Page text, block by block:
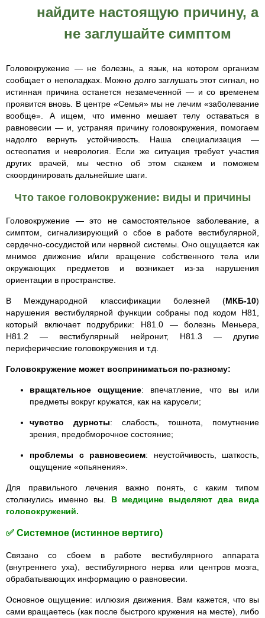
найдите настоящую причину, а
не заглушайте симптом
Головокружение — не болезнь, а язык, на котором организм
сообщает о неполадках. Можно долго заглушать этот сигнал, но
истинная причина останется незамеченной — и со временем
проявится вновь. В центре «Семья» мы не лечим «заболевание
вообще». А ищем, что именно мешает телу оставаться в
равновесии — и, устраняя причину головокружения, помогаем
надолго вернуть устойчивость. Наша специализация —
остеопатия и неврология. Если же ситуация требует участия
других врачей, мы честно об этом скажем и поможем
скоординировать дальнейшие шаги.
Что такое головокружение: виды и причины
Головокружение — это не самостоятельное заболевание, а
симптом, сигнализирующий о сбое в работе вестибулярной,
сердечно-сосудистой или нервной системы. Оно ощущается как
мнимое движение и/или вращение собственного тела или
окружающих предметов и возникает из-за нарушения
ориентации в пространстве.
В Международной классификации болезней (МКБ-10)
нарушения вестибулярной функции собраны под кодом H81,
который включает подрубрики: H81.0 — болезнь Меньера,
H81.2 — вестибулярный нейронит, H81.3 — другие
периферические головокружения и т.д.
Головокружение может восприниматься по-разному:
вращательное ощущение: впечатление, что вы или
предметы вокруг кружатся, как на карусели;
чувство дурноты: слабость, тошнота, помутнение
зрения, предобморочное состояние;
проблемы с равновесием: неустойчивость, шаткость,
ощущение «опьянения».
Для правильного лечения важно понять, с каким типом
столкнулись именно вы. В медицине выделяют два вида
головокружений.
✅ Системное (истинное вертиго)
Связано со сбоем в работе вестибулярного аппарата
(внутреннего уха), вестибулярного нерва или центров мозга,
обрабатывающих информацию о равновесии.
Основное ощущение: иллюзия движения. Вам кажется, что вы
сами вращаетесь (как после быстрого кружения на месте), либо